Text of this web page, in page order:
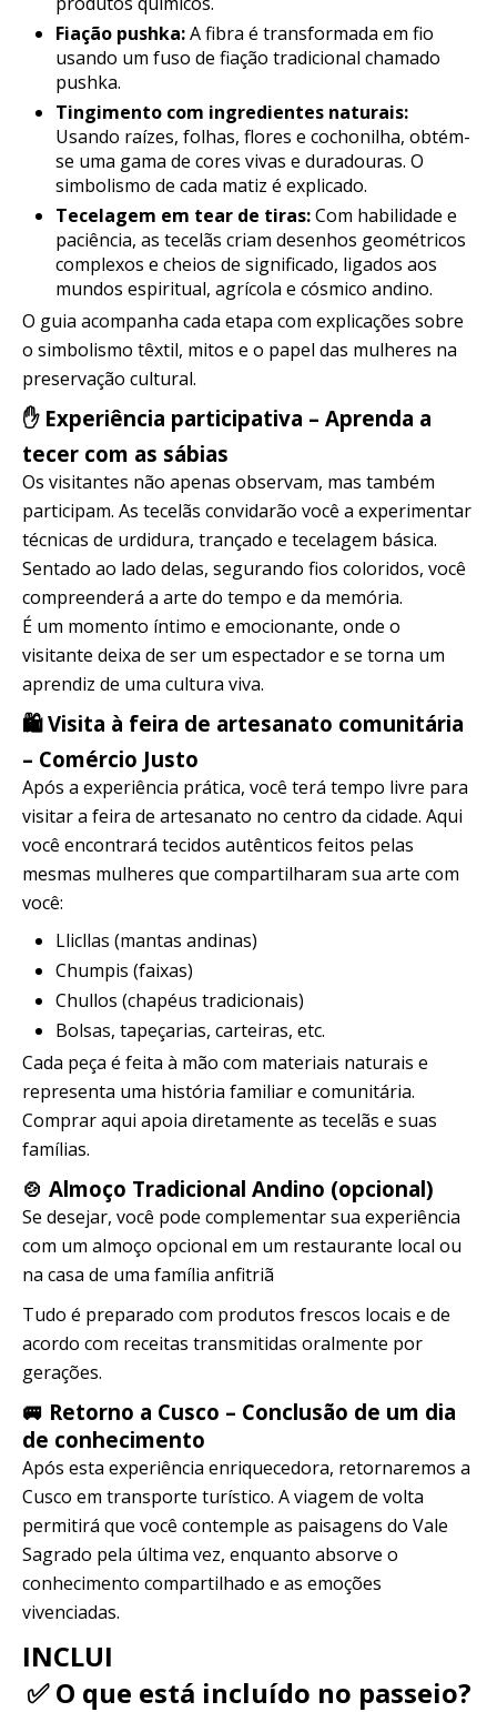
Fiação pushka:A fibra é transformada em fio
usando um fuso de fiação tradicional chamado
pushka.
Tingimento com ingredientes naturais:
Usando raízes, folhas, flores e cochonilha, obtém-
se uma gama de cores vivas e duradouras. O
simbolismo de cada matiz é explicado.
Tecelagem em tear de tiras:Com habilidade e
paciência, as tecelãs criam desenhos geométricos
complexos e cheios de significado, ligados aos
mundos espiritual, agrícola e cósmico andino.
O guia acompanha cada etapa com explicações sobre
o simbolismo têxtil, mitos e o papel das mulheres na
preservação cultural.
✋ Experiência participativa – Aprenda a
tecer com as sábias
Os visitantes não apenas observam, mas também
participam. As tecelãs convidarão você a experimentar
técnicas de urdidura, trançado e tecelagem básica.
Sentado ao lado delas, segurando fios coloridos, você
compreenderá a arte do tempo e da memória.
É um momento íntimo e emocionante, onde o
visitante deixa de ser um espectador e se torna um
aprendiz de uma cultura viva.
🛍️ Visita à feira de artesanato comunitária
– Comércio Justo
Após a experiência prática, você terá tempo livre para
visitar a feira de artesanato no centro da cidade. Aqui
você encontrará tecidos autênticos feitos pelas
mesmas mulheres que compartilharam sua arte com
você:
Llicllas (mantas andinas)
Chumpis (faixas)
Chullos (chapéus tradicionais)
Bolsas, tapeçarias, carteiras, etc.
Cada peça é feita à mão com materiais naturais e
representa uma história familiar e comunitária.
Comprar aqui apoia diretamente as tecelãs e suas
famílias.
🍲 Almoço Tradicional Andino (opcional)
Se desejar, você pode complementar sua experiência
com um almoço opcional em um restaurante local ou
na casa de uma família anfitriã
Tudo é preparado com produtos frescos locais e de
acordo com receitas transmitidas oralmente por
gerações.
🚐 Retorno a Cusco – Conclusão de um dia
de conhecimento
Após esta experiência enriquecedora, retornaremos a
Cusco em transporte turístico. A viagem de volta
permitirá que você contemple as paisagens do Vale
Sagrado pela última vez, enquanto absorve o
conhecimento compartilhado e as emoções
vivenciadas.
INCLUI
✅ O que está incluído no passeio?